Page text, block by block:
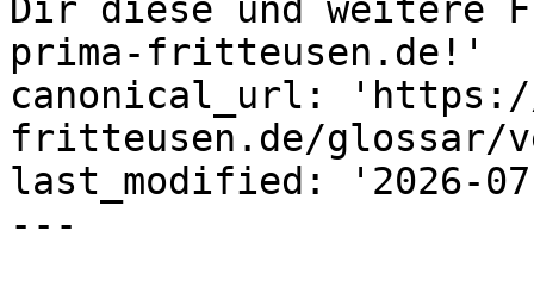
Dir diese und weitere
prima-fritteusen.de!'
canonical_url: 'https://
fritteusen.de/
last_modified: '2026-
---